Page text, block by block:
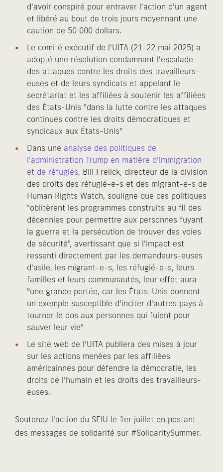
d'avoir conspiré pour entraver l'action d'un agent
et libéré au bout de trois jours moyennant une
caution de 50 000 dollars.
Le comité exécutif de l'UITA (21-22 mai 2025) a
adopté une résolution condamnant l'escalade
des attaques contre les droits des travailleurs-
euses et de leurs syndicats et appelant le
secrétariat et les affiliées à soutenir les affiliées
des États-Unis "dans la lutte contre les attaques
continues contre les droits démocratiques et
syndicaux aux États-Unis"
Dans une analyse des politiques de
l'administration Trump en matière d'immigration
et de réfugiés, Bill Frelick, directeur de la division
des droits des réfugié-e-s et des migrant-e-s de
Human Rights Watch, souligne que ces politiques
"oblitèrent les programmes construits au fil des
décennies pour permettre aux personnes fuyant
la guerre et la persécution de trouver des voies
de sécurité", avertissant que si l'impact est
ressenti directement par les demandeurs-euses
d'asile, les migrant-e-s, les réfugié-e-s, leurs
familles et leurs communautés, leur effet aura
"une grande portée, car les États-Unis donnent
un exemple susceptible d'inciter d'autres pays à
tourner le dos aux personnes qui fuient pour
sauver leur vie"
Le site web de l'UITA publiera des mises à jour
sur les actions menées par les affiliées
américainnes pour défendre la démocratie, les
droits de l'humain et les droits des travailleurs-
euses.
Soutenez l'action du SEIU le 1er juillet en postant
des messages de solidarité sur #SolidaritySummer.